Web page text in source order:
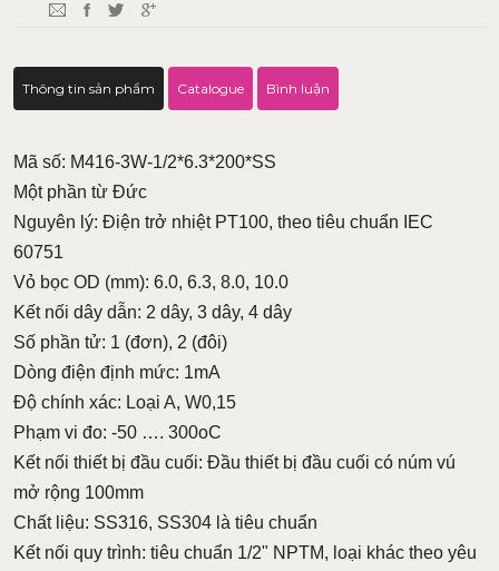
Thông tin sản phẩm Catalogue Bình luận
Mã số: M416-3W-1/2*6.3*200*SS
Một phần từ Đức
Nguyên lý: Điện trở nhiệt PT100, theo tiêu chuẩn IEC
60751
Vỏ bọc OD (mm): 6.0, 6.3, 8.0, 10.0
Kết nối dây dẫn: 2 dây, 3 dây, 4 dây
Số phần tử: 1 (đơn), 2 (đôi)
Dòng điện định mức: 1mA
Độ chính xác: Loại A, W0,15
Phạm vi đo: -50 …. 300oC
Kết nối thiết bị đầu cuối: Đầu thiết bị đầu cuối có núm vú
mở rộng 100mm
Chất liệu: SS316, SS304 là tiêu chuẩn
Kết nối quy trình: tiêu chuẩn 1/2" NPTM, loại khác theo yêu